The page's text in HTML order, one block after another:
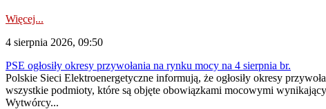
Więcej...
4 sierpnia 2026, 09:50
PSE ogłosiły okresy przywołania na rynku mocy na 4 sierpnia br.
Polskie Sieci Elektroenergetyczne informują, że ogłosiły okresy
wszystkie podmioty, które są objęte obowiązkami mocowymi
Wytwórcy...